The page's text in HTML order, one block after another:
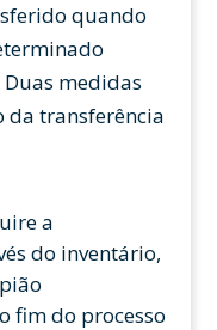
quando
medidas
da transferência
a
do inventário,
fim do processo